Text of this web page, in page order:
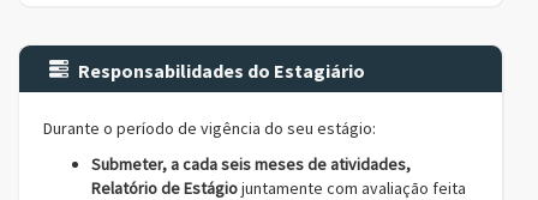
Responsabilidades do Estagiário
Durante o período de vigência do seu estágio:
Submeter, a cada seis meses de atividades,
Relatório de Estágiojuntamente com avaliação feita